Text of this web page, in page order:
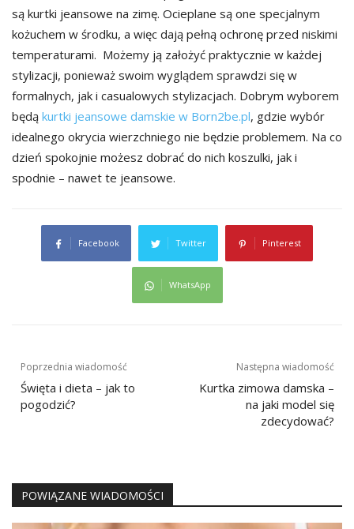
są kurtki jeansowe na zimę. Ocieplane są one specjalnym
kożuchem w środku, a więc dają pełną ochronę przed niskimi
temperaturami. Możemy ją założyć praktycznie w każdej
stylizacji, ponieważ swoim wyglądem sprawdzi się w
formalnych, jak i casualowych stylizacjach. Dobrym wyborem
będą kurtki jeansowe damskie w Born2be.pl, gdzie wybór
idealnego okrycia wierzchniego nie będzie problemem. Na co
dzień spokojnie możesz dobrać do nich koszulki, jak i
spodnie – nawet te jeansowe.
Facebook Twitter Pinterest
WhatsApp
Nawigacja
wpisu
Poprzednia wiadomość
Święta i dieta – jak to
pogodzić?
Następna wiadomość
Kurtka zimowa damska –
na jaki model się
zdecydować?
POWIĄZANE WIADOMOŚCI